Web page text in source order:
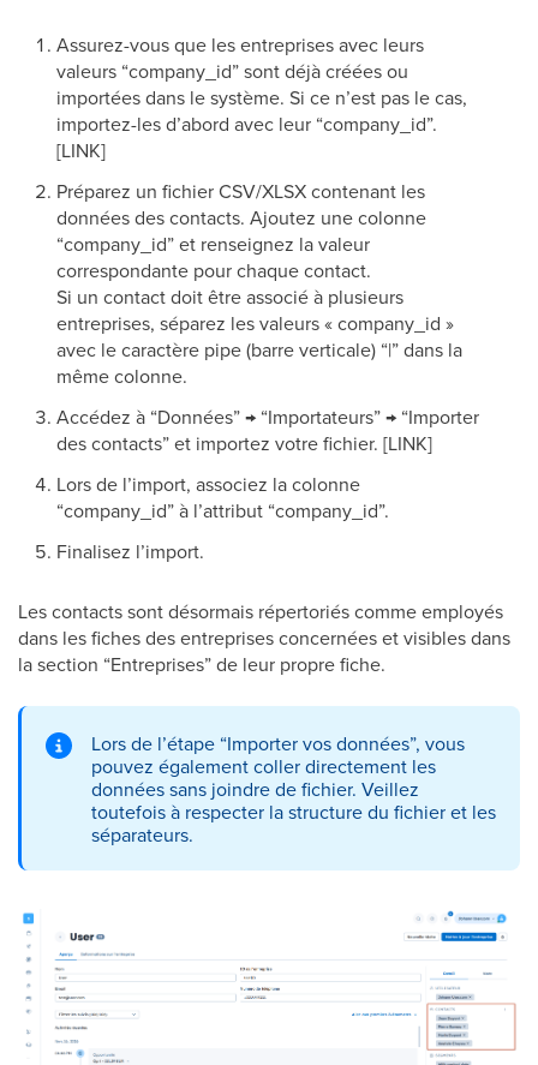
Assurez-vous que les entreprises avec leurs
valeurs “company_id” sont déjà créées ou
importées dans le système. Si ce n’est pas le cas,
importez-les d’abord avec leur “company_id”.
[LINK]
Préparez un fichier CSV/XLSX contenant les
données des contacts. Ajoutez une colonne
“company_id” et renseignez la valeur
correspondante pour chaque contact.
Si un contact doit être associé à plusieurs
entreprises, séparez les valeurs « company_id »
avec le caractère pipe (barre verticale) “|” dans la
même colonne.
Accédez à “Données” → “Importateurs” → “Importer
des contacts” et importez votre fichier. [LINK]
Lors de l’import, associez la colonne
“company_id” à l’attribut “company_id”.
Finalisez l’import.
Les contacts sont désormais répertoriés comme employés
dans les fiches des entreprises concernées et visibles dans
la section “Entreprises” de leur propre fiche.
Lors de l’étape “Importer vos données”, vous
pouvez également coller directement les
données sans joindre de fichier. Veillez
toutefois à respecter la structure du fichier et les
séparateurs.